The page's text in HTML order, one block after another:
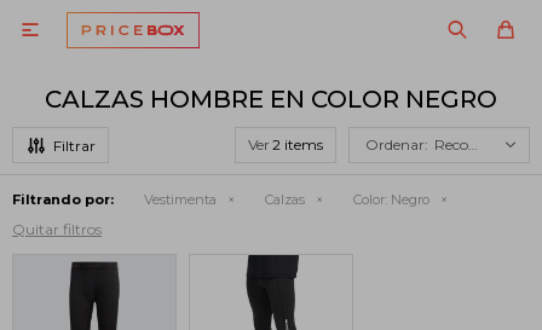

CALZAS HOMBRE EN COLOR NEGRO
Ver Recomendados
Filtrando por: Vestimenta Calzas Color: Negro
Quitar filtros